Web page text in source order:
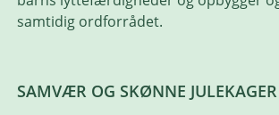
samtidig ordforrådet.
SAMVÆR OG SKØNNE JULEKAGER